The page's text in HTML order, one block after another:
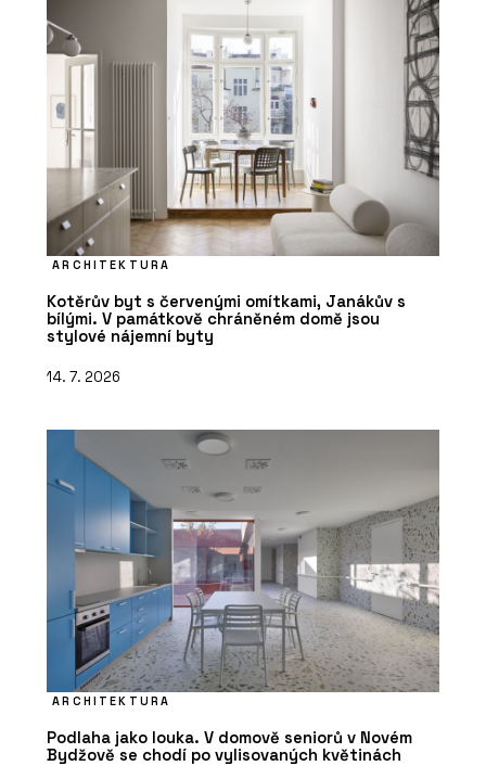
ARCHITEKTURA
Kotěrův byt s červenými omítkami, Janákův s
bílými. V památkově chráněném domě jsou
stylové nájemní byty
14. 7. 2026
ARCHITEKTURA
Podlaha jako louka. V domově seniorů v Novém
Bydžově se chodí po vylisovaných květinách